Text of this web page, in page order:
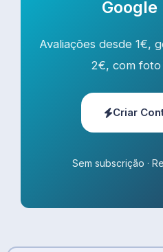
Google
Avaliações desde 1€,
2€, com
Criar
Sem subscrição ·